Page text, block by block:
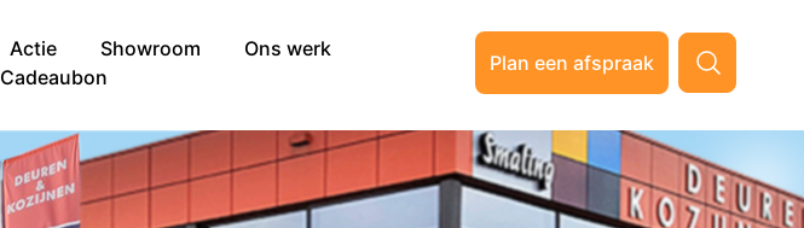
Actie Showroom
Ons werk
Cadeaubon
Plan een afspraak